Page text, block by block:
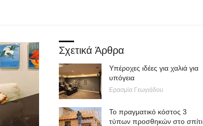
Σχετικά Άρθρα
Υπέροχες ιδέες για χαλιά για
υπόγεια
Ερασμία Γεωγιάδου
Το πραγματικό κόστος 3
τύπων προσθηκών στο σπίτι